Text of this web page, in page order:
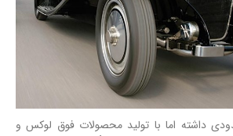
داشته اما با تولید محصولات فوق لوکس و